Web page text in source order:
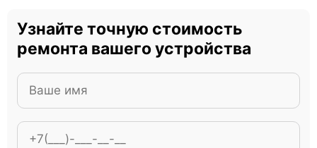
Узнайте точную стоимость
ремонта вашего устройства